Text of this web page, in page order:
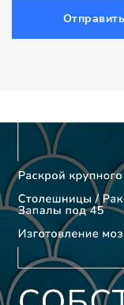
Отправить